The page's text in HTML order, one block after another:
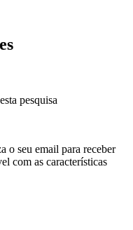
pesquisa
o seu email para receber
com as características